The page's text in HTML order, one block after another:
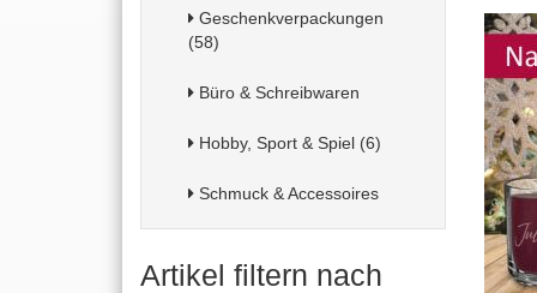
Geschenkverpackungen
(58)
Büro & Schreibwaren
Hobby, Sport & Spiel (6)
Schmuck & Accessoires
Artikel filtern nach